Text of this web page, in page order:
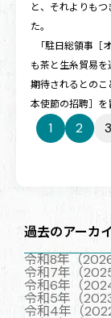
と、それよりも
た。
「駐日総領事［
も茶と生糸貿易
期待されるとの
本使節の招聘］を
1 2 3
過去のアーカ
令和8年（2026
令和7年（
令和6年（
令和5年（2023
令和4年（